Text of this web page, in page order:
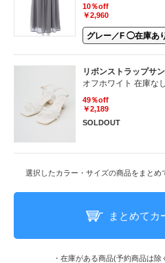
10％off
￥2,960
リボンストラップサ
オフホワイト 在庫なし
49％off
￥2,189
SOLDOUT
選択したカラー・サイズの商品をまとめ
まとめてカ
・在庫がある商品(予約商品は除